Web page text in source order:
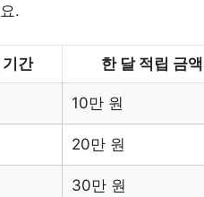
.
간 한 달 적립 금액
10만 원
20만 원
30만 원